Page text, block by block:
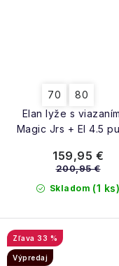
Elan lyže s
Magic Jrs + El 4.5
70 80
Skladom (1 ks)
159,95 €
200,95 €
33 %
Výpredaj